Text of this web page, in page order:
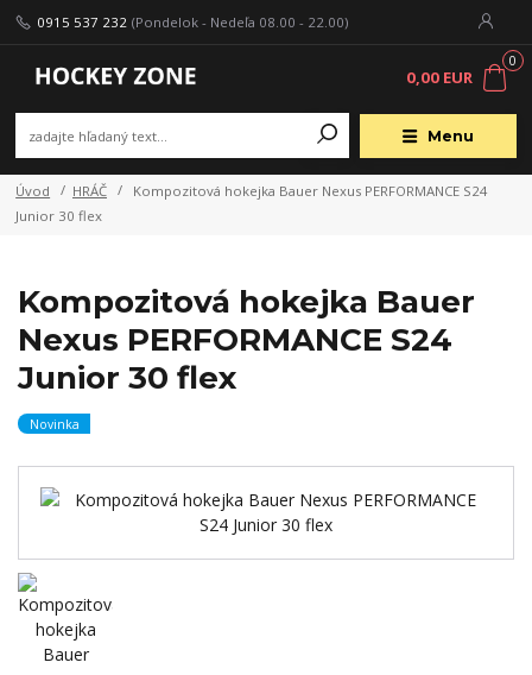
Menu
0915 537 232 (Pondelok - Nedeľa 08.00 - 22.00)
0
0,00 EUR
Úvod HRÁČ
Kompozitová hokejka Bauer Nexus PERFORMANCE S24
Junior 30 flex
Kompozitová hokejka Bauer
Nexus PERFORMANCE S24
Junior 30 flex
Novinka